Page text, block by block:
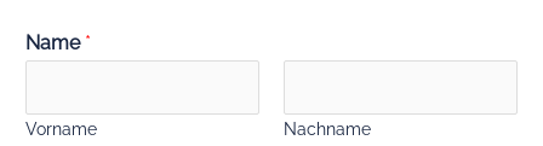
Name *
Vorname Nachname